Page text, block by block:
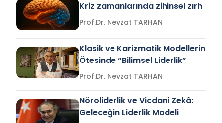
Kriz zamanlarında zihinsel zırh
Prof.Dr. Nevzat TARHAN
Klasik ve Karizmatik Modellerin
Ötesinde “Bilimsel Liderlik”
Prof.Dr. Nevzat TARHAN
Nöroliderlik ve Vicdani Zekâ:
Geleceğin Liderlik Modeli